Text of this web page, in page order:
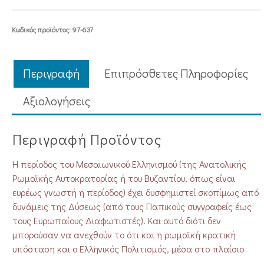
Κωδικός προϊόντος:97-637
Περιγραφή
Επιπρόσθετες Πληροφορίες
Aξιολογήσεις
Περιγραφή Προϊόντος
Η περίοδος του Μεσαιωνικού Ελληνισμού (της Ανατολικής
Ρωμαϊκής Αυτοκρατορίας ή του Βυζαντίου, όπως είναι
ευρέως γνωστή η περίοδος) έχει δυσφημιστεί σκοπίμως από
δυνάμεις της Δύσεως (από τους Παπικούς συγγραφείς έως
τους Ευρωπαίους Διαφωτιστές). Και αυτό διότι δεν
μπορούσαν να ανεχθούν το ότι και η ρωμαϊκή κρατική
υπόσταση και ο Ελληνικός Πολιτισμός, μέσα στο πλαίσιο